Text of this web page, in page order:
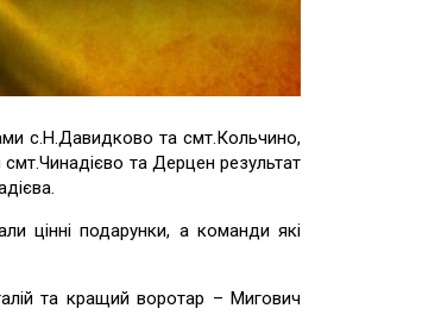
с.Н.Давидково та смт.Кольчино,
та Дерцен результат
цінні подарунки, а команди які
та кращий воротар – Мигович